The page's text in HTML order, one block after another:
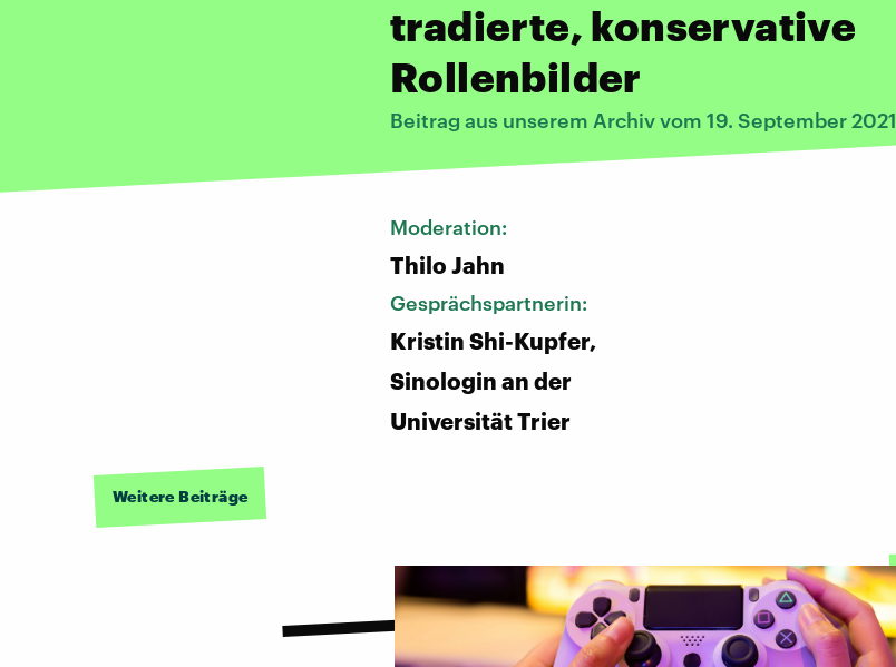
tradierte, konservative
Rollenbilder
Beitrag aus unserem Archiv vom 19. September 2021
Moderation:
Thilo Jahn
Gesprächspartnerin:
Kristin Shi-Kupfer,
Sinologin an der
Universität Trier
Weitere Beiträge